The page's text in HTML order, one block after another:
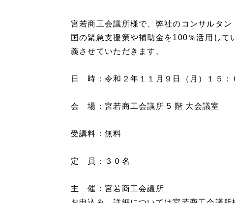
宮若商工会議所様で、弊社のコンサルタン
国の緊急支援策や補助金を100％活用し
義させていただきます。
日 時：令和２年１１月９日（月）１５：
会 場：宮若商工会議所 5 階 大会議室
受講料：無料
定 員：３０名
主 催：宮若商工会議所